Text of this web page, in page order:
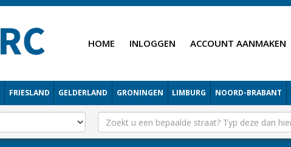
HOME INLOGGEN ACCOUNT AANMAKEN
FRIESLAND GELDERLAND GRONINGEN LIMBURG NOORD-BRABANT